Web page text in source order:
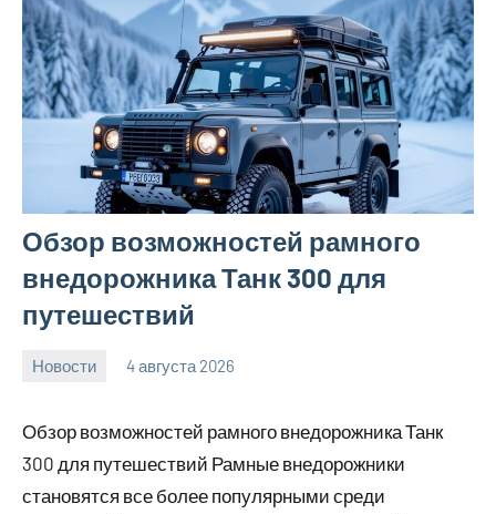
Обзор возможностей рамного
внедорожника Танк 300 для
путешествий
Новости 4 августа 2026
Обзор возможностей рамного внедорожника Танк
300 для путешествий Рамные внедорожники
становятся все более популярными среди